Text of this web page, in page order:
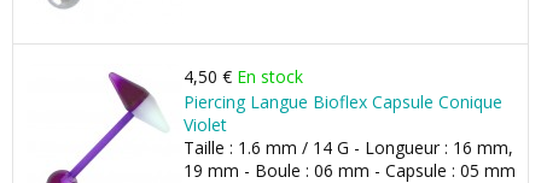
4,50 € En stock
Piercing Langue Bioflex Capsule Conique
Violet
Taille : 1.6 mm / 14 G - Longueur : 16 mm,
19 mm - Boule : 06 mm - Capsule : 05 mm